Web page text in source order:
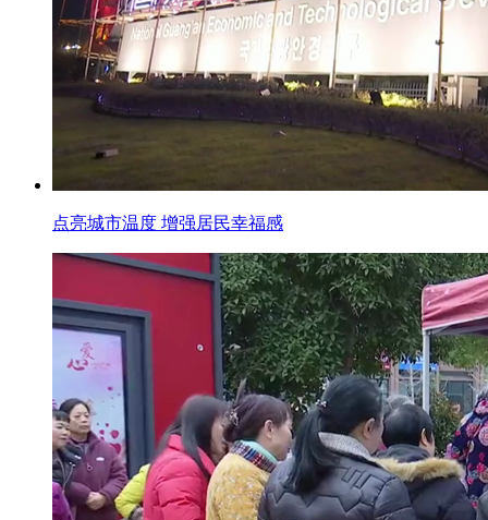
点亮城市温度 增强居民幸福感